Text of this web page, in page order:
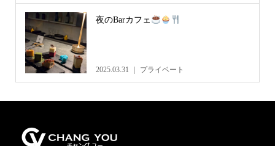
夜のBarカフェ
2025.03.31 プライベート